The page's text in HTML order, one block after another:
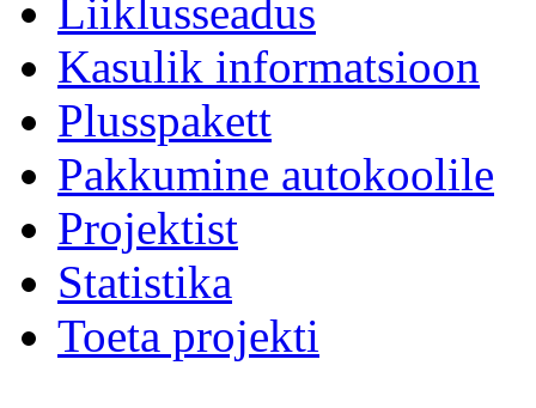
Liiklusseadus
Kasulik informatsioon
Plusspakett
Pakkumine autokoolile
Projektist
Statistika
Toeta projekti